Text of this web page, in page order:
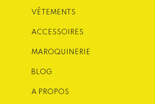
VÊTEMENTS
ACCESSOIRES
MAROQUINERIE
BLOG
A PROPOS